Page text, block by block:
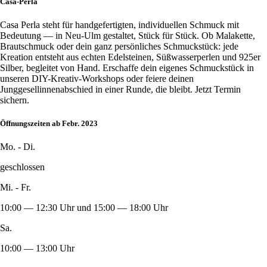
Casa Perla steht für handgefertigten, individuellen Schmuck mit
Bedeutung — in Neu-Ulm gestaltet, Stück für Stück. Ob Malakette,
Brautschmuck oder dein ganz persönliches Schmuckstück: jede
Kreation entsteht aus echten Edelsteinen, Süßwasserperlen und 925er
Silber, begleitet von Hand. Erschaffe dein eigenes Schmuckstück in
unseren DIY-Kreativ-Workshops oder feiere deinen
Junggesellinnenabschied in einer Runde, die bleibt. Jetzt Termin
sichern.
Öffnungszeiten ab Febr. 2023
Mo. - Di.
geschlossen
Mi. - Fr.
10:00 — 12:30 Uhr und 15:00 — 18:00 Uhr
Sa.
10:00 — 13:00 Uhr